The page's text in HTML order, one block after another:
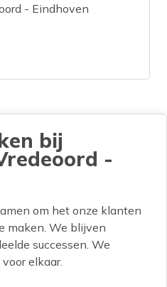
- Eindhoven
bij
-
om het onze klanten
maken. We blijven
successen. We
elkaar.